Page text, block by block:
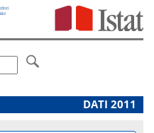
DATI 2011